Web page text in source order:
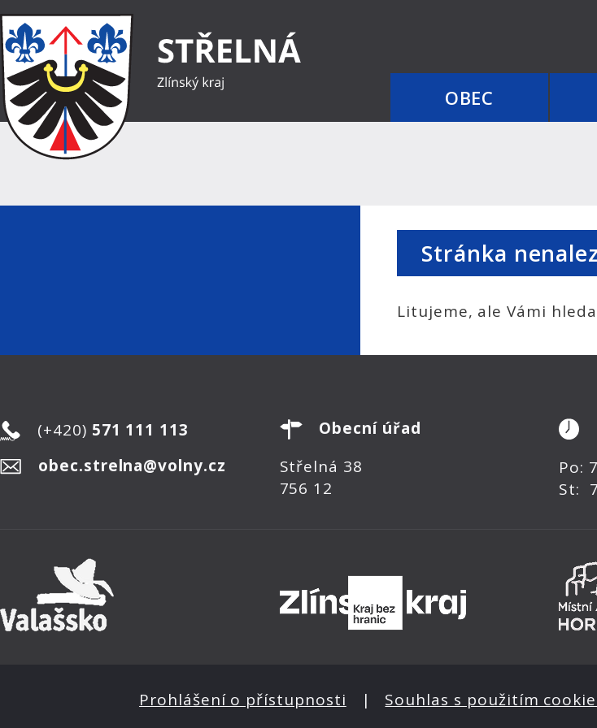
OBEC
Stránka
Litujeme, ale Vámi
(+420) 571 111 113
obec.strelna@volny.cz
Obecní úřad
Střelná 38
756 12
Po:
St:
Prohlášení o přístupnosti | Souhlas s použitím